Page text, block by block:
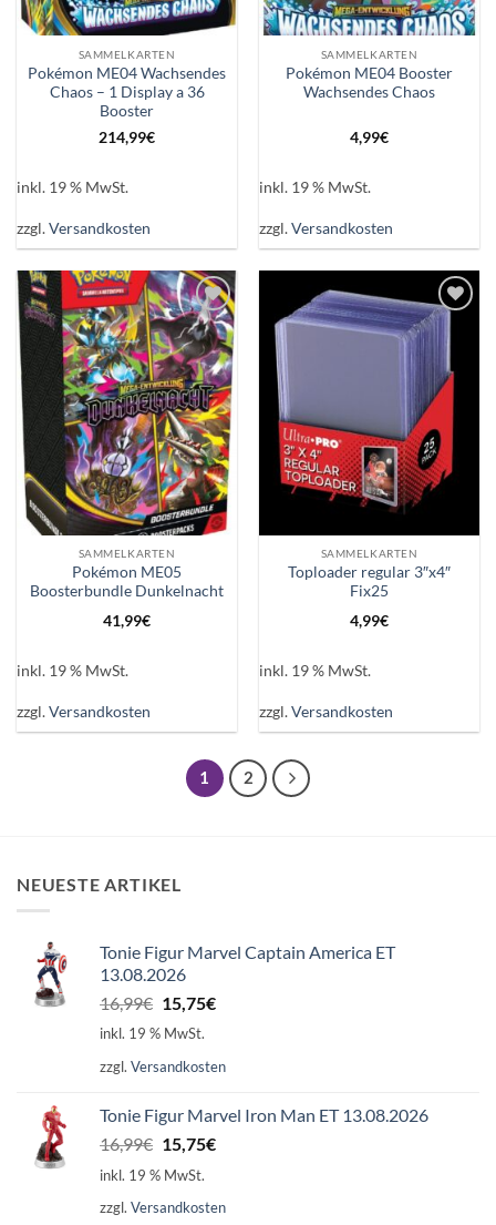
SAMMELKARTEN
Pokémon ME04 Wachsendes
Chaos – 1 Display a 36
Booster
214,99€
inkl. 19 % MwSt.
zzgl.Versandkosten
SAMMELKARTEN
Pokémon ME04 Booster
Wachsendes Chaos
4,99€
inkl. 19 % MwSt.
zzgl.Versandkosten
Auf die
Wunschliste
SAMMELKARTEN
Pokémon ME05
Boosterbundle Dunkelnacht
41,99€
inkl. 19 % MwSt.
zzgl.Versandkosten
Auf die
Wunschliste
SAMMELKARTEN
Toploader regular 3″x4″
Fix25
4,99€
inkl. 19 % MwSt.
zzgl.Versandkosten
1 2
NEUESTE ARTIKEL
Tonie Figur Marvel Captain America ET
13.08.2026
16,99€ Ursprünglicher
Preis
16,99€
15,75€Aktueller
15,75€.
inkl. 19 % MwSt.
zzgl. Versandkosten
Tonie Figur Marvel Iron Man ET 13.08.2026
16,99€ Ursprünglicher
Preis
16,99€
15,75€Aktueller
15,75€.
inkl. 19 % MwSt.
zzgl. Versandkosten